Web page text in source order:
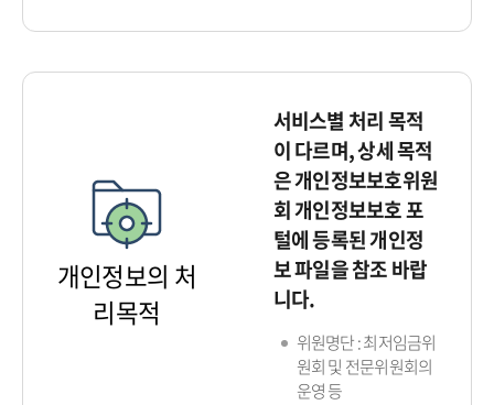
개인정보의 처
리목적
서비스별 처리 목적
이 다르며, 상세 목적
은 개인정보보호위원
회 개인정보보호 포
털에 등록된 개인정
보 파일을 참조 바랍
니다.
위원명단 : 최저임금위
원회 및 전문위원회의
운영 등